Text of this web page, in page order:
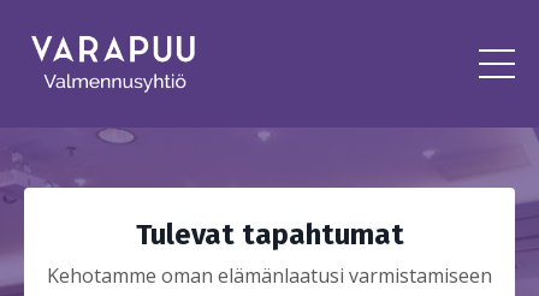
Tulevat tapahtumat
Kehotamme oman elämänlaatusi varmistamiseen